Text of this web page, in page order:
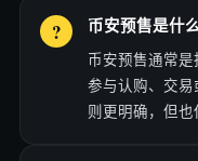
币安预售是什么
币安预售通常
参与认购、交
则更明确，但也